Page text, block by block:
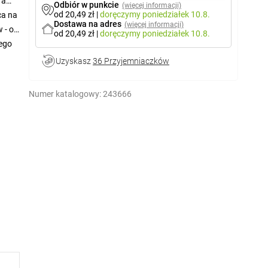
Odbiór w punkcie (więcej informacji)
od 20,49 zł |doręczymy poniedziałek 10.8.
Dostawa na adres (więcej informacji)
od 20,49 zł |doręczymy poniedziałek 10.8.
Uzyskasz 36 Przyjemniaczków
Numer katalogowy:243666
- na
- od